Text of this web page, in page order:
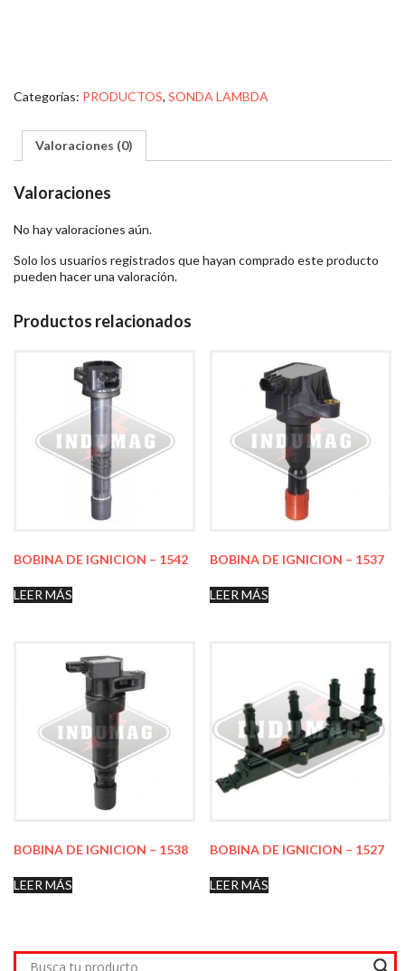
Categorías: PRODUCTOS, SONDA LAMBDA
Valoraciones (0)
Valoraciones
No hay valoraciones aún.
Solo los usuarios registrados que hayan comprado este producto
pueden hacer una valoración.
Productos relacionados
BOBINA DE IGNICION – 1542
LEER MÁS
BOBINA DE IGNICION – 1537
LEER MÁS
BOBINA DE IGNICION – 1538
LEER MÁS
BOBINA DE IGNICION – 1527
LEER MÁS